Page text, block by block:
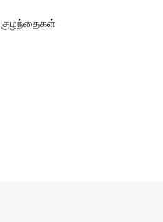
குழந்தைகள்